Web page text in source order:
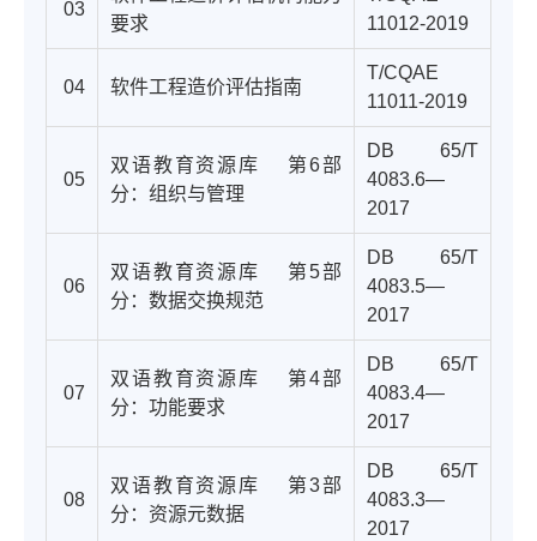
03
要求
11012-2019
04 软件工程造价评估指南
T/CQAE
11011-2019
05
双语教育资源库 第6部
分：组织与管理
DB 65/T
4083.6—
2017
06
双语教育资源库 第5部
分：数据交换规范
DB 65/T
4083.5—
2017
07
双语教育资源库 第4部
分：功能要求
DB 65/T
4083.4—
2017
08
双语教育资源库 第3部
分：资源元数据
DB 65/T
4083.3—
2017